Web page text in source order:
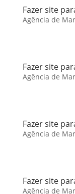
Fazer site
Agência de
Fazer site
Agência de
Fazer site
Agência de
Fazer site
Agência de